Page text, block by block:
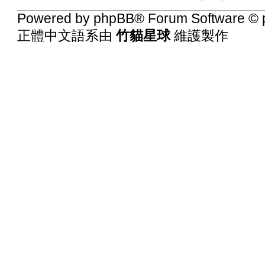
Powered by phpBB® Forum Software ©
正體中文語系由竹貓星球 維護製作